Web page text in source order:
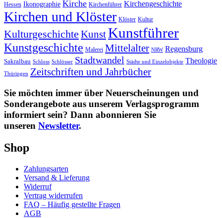
Hessen Ikonographie Kirche Kirchenführer Kirchengeschichte
Kirchen und Klöster Klöster Kultur
Kulturgeschichte KunstKunstführer
Kunstgeschichte Malerei Mittelalter NRW Regensburg
Sakralbau Schloss Schlösser Stadtwandel Städte und Einzelobjekte Theologie
Thüringen Zeitschriften und Jahrbücher
Sie möchten immer über Neuerscheinungen und
Sonderangebote aus unserem Verlagsprogramm
informiert sein? Dann abonnieren Sie
unseren Newsletter.
Shop
Zahlungsarten
Versand & Lieferung
Widerruf
Vertrag widerrufen
FAQ – Häufig gestellte Fragen
AGB